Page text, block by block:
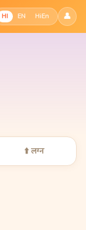
HI EN HiEn 👤
⬆️ लग्न